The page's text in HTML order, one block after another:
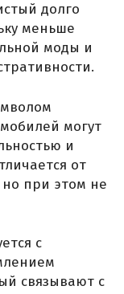
долго
меньше
моды и
могут
и
от
при этом не
с
связывают с